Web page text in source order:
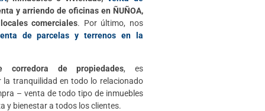
y arriendo de oficinas en ÑUÑOA,
comerciales. Por último, nos
de parcelas y terrenos en la
corredora de propiedades, es
la tranquilidad en todo lo relacionado
– venta de todo tipo de inmuebles
y bienestar a todos los clientes.